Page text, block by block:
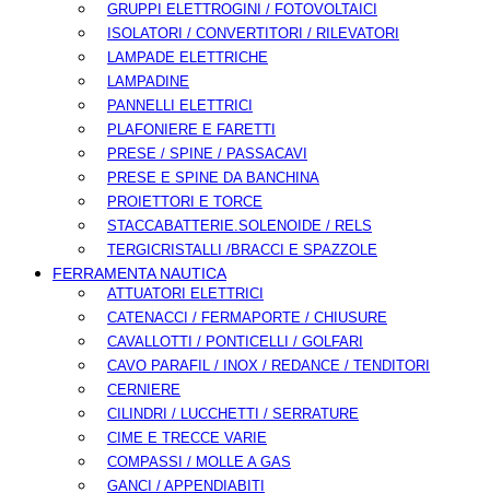
GRUPPI ELETTROGINI / FOTOVOLTAICI
ISOLATORI / CONVERTITORI / RILEVATORI
LAMPADE ELETTRICHE
LAMPADINE
PANNELLI ELETTRICI
PLAFONIERE E FARETTI
PRESE / SPINE / PASSACAVI
PRESE E SPINE DA BANCHINA
PROIETTORI E TORCE
STACCABATTERIE.SOLENOIDE / RELS
TERGICRISTALLI /BRACCI E SPAZZOLE
FERRAMENTA NAUTICA
ATTUATORI ELETTRICI
CATENACCI / FERMAPORTE / CHIUSURE
CAVALLOTTI / PONTICELLI / GOLFARI
CAVO PARAFIL / INOX / REDANCE / TENDITORI
CERNIERE
CILINDRI / LUCCHETTI / SERRATURE
CIME E TRECCE VARIE
COMPASSI / MOLLE A GAS
GANCI / APPENDIABITI